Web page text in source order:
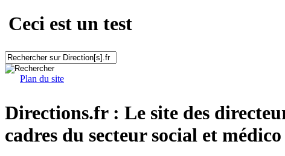
Ceci est un test
Plan du site
Directions.fr : Le site des
cadres du secteur social et